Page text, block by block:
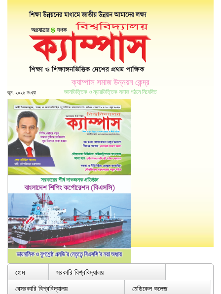
ক্যাম্পাস সমাজ উন্নয়ন কেন্দ্র
জ্ঞানভিত্তিক ও ন্যায়ভিত্তিক সমাজ গঠনে নিবেদিত
জুন, ২০২৬ সংখ্যা
হোম
সরকারি বিশ্ববিদ্যালয়
বেসরকারি বিশ্ববিদ্যালয়
মেডিকেল কলেজ